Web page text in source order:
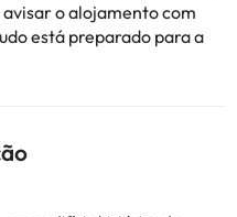
o alojamento com
está preparado para a